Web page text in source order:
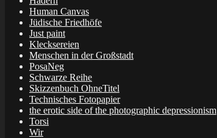
Human Canvas
Jüdische Friedhöfe
Just paint
Klecksereien
Menschen in der Großstadt
PosaNeg
Schwarze Reihe
Skizzenbuch OhneTitel
Technisches Fotopapier
the erotic side of the photographic depressionism
Torsi
Wir